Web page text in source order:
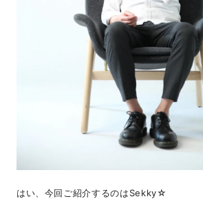
はい、今回ご紹介するのはSekky☆